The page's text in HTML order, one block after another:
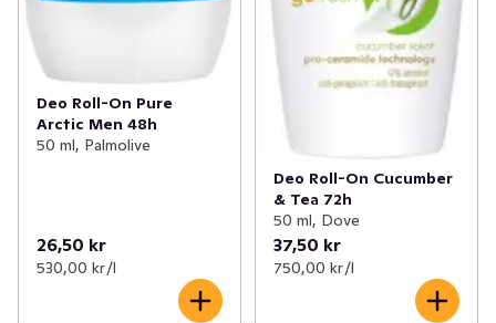
Deo Roll-On Pure
Arctic Men 48h
50 ml, Palmolive
26,50 kr
530,00 kr /l
Deo Roll-On Cucumber
& Tea 72h
50 ml, Dove
37,50 kr
750,00 kr /l